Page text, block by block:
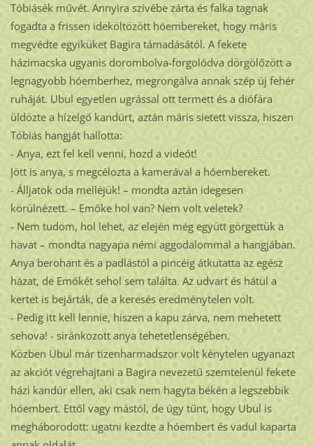
Tóbiásék művét. Annyira szívébe zárta és falka tagnak
fogadta a frissen ideköltözött hóembereket, hogy máris
megvédte egyiküket Bagira támadásától. A fekete
házimacska ugyanis dorombolva-forgolódva dörgölőzött a
legnagyobb hóemberhez, megrongálva annak szép új fehér
ruháját. Ubul egyetlen ugrással ott termett és a diófára
üldözte a hízelgő kandúrt, aztán máris sietett vissza, hiszen
Tóbiás hangját hallotta:
- Anya, ezt fel kell venni, hozd a videót!
Jött is anya, s megcélozta a kamerával a hóembereket.
- Álljatok oda melléjük! – mondta aztán idegesen
körülnézett. – Emőke hol van? Nem volt veletek?
- Nem tudom, hol lehet, az elején még együtt görgettük a
havat – mondta nagyapa némi aggodalommal a hangjában.
Anya berohant és a padlástól a pincéig átkutatta az egész
házat, de Emőkét sehol sem találta. Az udvart és hátul a
kertet is bejárták, de a keresés eredménytelen volt.
- Pedig itt kell lennie, hiszen a kapu zárva, nem mehetett
sehova! - siránkozott anya tehetetlenségében.
Közben Ubul már tizenharmadszor volt kénytelen ugyanazt
az akciót végrehajtani a Bagira nevezetű szemtelenül fekete
házi kandúr ellen, aki csak nem hagyta békén a legszebbik
hóembert. Ettől vagy mástól, de úgy tűnt, hogy Ubul is
megháborodott: ugatni kezdte a hóembert és vadul kaparta